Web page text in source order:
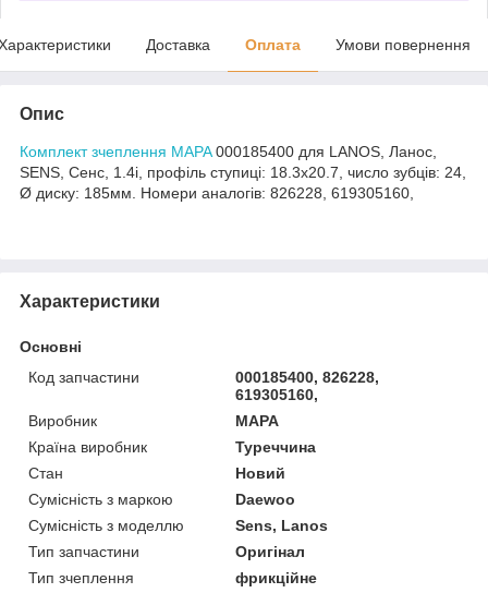
Доставка Оплата Умови повернення
Опис
Комплект зчеплення MAPA000185400 для LANOS, Ланос,
SENS, Сенс, 1.4i, профіль ступиці: 18.3x20.7, число зубців: 24,
Ø диску: 185мм. Номери аналогів: 826228, 619305160,
Характеристики
Основні
Код запчастини
000185400, 826228,
619305160,
Виробник
MAPA
Країна виробник
Туреччина
Стан
Новий
Сумісність з маркою
Daewoo
Сумісність з моделлю
Sens, Lanos
Тип запчастини
Оригінал
Тип зчеплення
фрикційне